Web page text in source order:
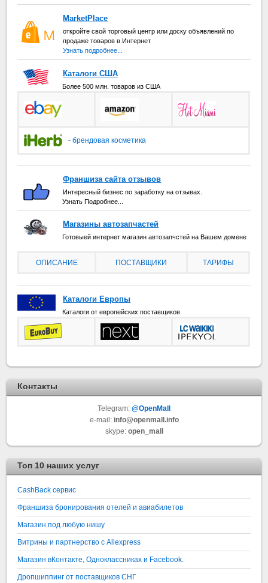
MarketPlace
откройте свой торговый центр или доску объявлений по
продаже товаров в Интернет
Узнать подробнее...
Каталоги США
Более 500 млн. товаров из США
- брендовая косметика
Франшиза сайта отзывов
Интересный бизнес по заработку на отзывах.
Узнать Подробнее...
Магазины автозапчастей
Готовыей интернет магазин автозапчстей на Вашем домене
ОПИСАНИЕ ПОСТАВЩИКИ ТАРИФЫ
Каталоги Европы
Каталоги от европейских поставщиков
Контакты
Telegram: @OpenMall
e-mail: info@openmall.info
skype: open_mall
Топ 10 наших услуг
СashBack сервис
Франшиза бронирования отелей и авиабилетов
Магазин под любую нишу
Витрины и партнерство с Aliexpress
Магазин вКонтакте, Одноклассниках и Facebook.
Дропшиппинг от поставщиков СНГ